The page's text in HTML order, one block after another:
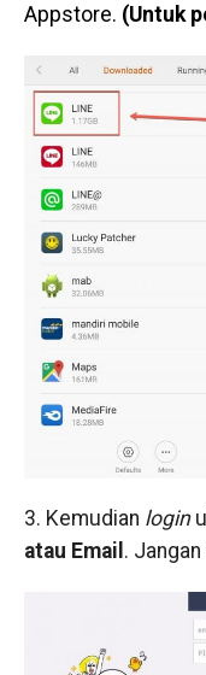
Appstore. (Untuk
3. Kemudian login
atau Email .